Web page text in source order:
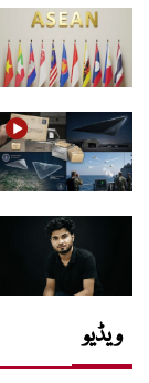
ویڈیو